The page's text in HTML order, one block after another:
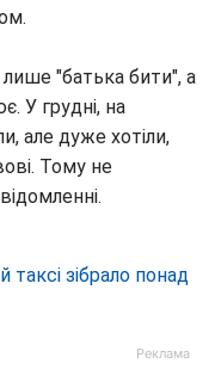
"батька бити", а
У грудні, на
але дуже хотіли,
Тому не
таксі зібрало понад